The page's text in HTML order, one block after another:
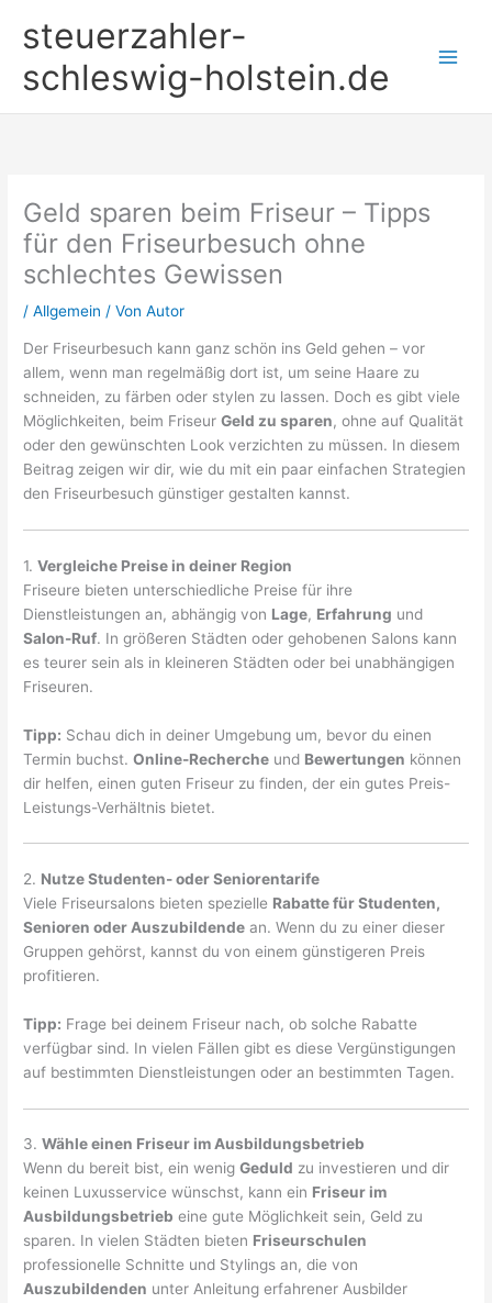
Inhaltsteuerzahler-
schleswig-holstein.de
Geld sparen beim Friseur – Tipps
für den Friseurbesuch ohne
schlechtes Gewissen
/Allgemein / VonAutor
Der Friseurbesuch kann ganz schön ins Geld gehen – vor
allem, wenn man regelmäßig dort ist, um seine Haare zu
schneiden, zu färben oder stylen zu lassen. Doch es gibt viele
Möglichkeiten, beim FriseurGeld zu sparen, ohne auf Qualität
oder den gewünschten Look verzichten zu müssen. In diesem
Beitrag zeigen wir dir, wie du mit ein paar einfachen Strategien
den Friseurbesuch günstiger gestalten kannst.
1.Vergleiche Preise in deiner Region
Friseure bieten unterschiedliche Preise für ihre
Dienstleistungen an, abhängig von Lage, Erfahrung und
Salon-Ruf. In größeren Städten oder gehobenen Salons kann
es teurer sein als in kleineren Städten oder bei unabhängigen
Friseuren.
Tipp: Schau dich in deiner Umgebung um, bevor du einen
Termin buchst.Online-Recherche und Bewertungen können
dir helfen, einen guten Friseur zu finden, der ein gutes Preis-
Leistungs-Verhältnis bietet.
2. Nutze Studenten- oder Seniorentarife
Viele Friseursalons bieten spezielle Rabatte für Studenten,
Senioren oder Auszubildende an. Wenn du zu einer dieser
Gruppen gehörst, kannst du von einem günstigeren Preis
profitieren.
Tipp: Frage bei deinem Friseur nach, ob solche Rabatte
verfügbar sind. In vielen Fällen gibt es diese Vergünstigungen
auf bestimmten Dienstleistungen oder an bestimmten Tagen.
3.Wähle einen Friseur im Ausbildungsbetrieb
Wenn du bereit bist, ein wenigGeduld zu investieren und dir
keinen Luxusservice wünschst, kann ein Friseur im
Ausbildungsbetrieb eine gute Möglichkeit sein, Geld zu
sparen. In vielen Städten bieten Friseurschulen
professionelle Schnitte und Stylings an, die von
Auszubildenden unter Anleitung erfahrener Ausbilder